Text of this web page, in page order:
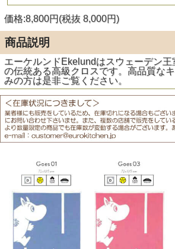
価格:8,800円(税抜 8,000円)
商品説明
エーケルンドEkelundはスウェーデン
の伝統ある高級クロスです。高品質な
みの方は是非ご覧ください。